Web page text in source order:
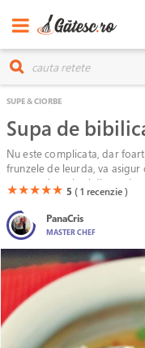
SUPE & CIORBE
Supa de
Nu este complicata, dar
frunzele de leurda, va asigur
mancat de trei ori din ea. ;)
(*)
★(*)
★(*)
★(*)
★(*)
★ 5 ( 1 recenzie )
PanaCris
MASTER CHEF